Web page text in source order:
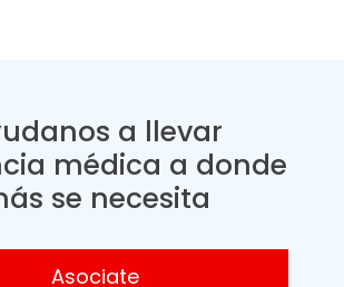
a llevar
médica a donde
se necesita
Asociate